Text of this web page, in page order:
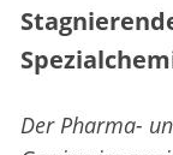
Der Pharma-